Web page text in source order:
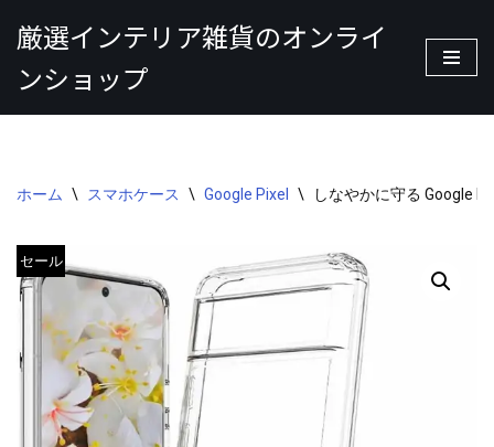
ン
テ
へ
キ
ッ
プ
厳選インテリア雑貨のオンライ
ンショップ
ホーム \ スマホケース \ Google Pixel \ しなやかに守る Google
セール